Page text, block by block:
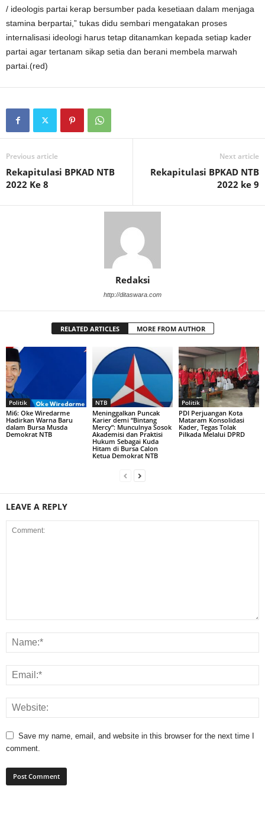
/ ideologis partai kerap bersumber pada kesetiaan dalam menjaga
stamina berpartai,” tukas didu sembari mengatakan proses
internalisasi ideologi harus tetap ditanamkan kepada setiap kader
partai agar tertanam sikap setia dan berani membela marwah
partai.(red)
Previous article
Rekapitulasi BPKAD NTB
2022 Ke 8
Next article
Rekapitulasi BPKAD NTB
2022 ke 9
Redaksi
http://ditaswara.com
RELATED ARTICLES MORE FROM AUTHOR
Politik
Mi6: Oke Wiredarme
Hadirkan Warna Baru
dalam Bursa Musda
Demokrat NTB
NTB
Meninggalkan Puncak
Karier demi “Bintang
Mercy”: Munculnya Sosok
Akademisi dan Praktisi
Hukum Sebagai Kuda
Hitam di Bursa Calon
Ketua Demokrat NTB
Politik
PDI Perjuangan Kota
Mataram Konsolidasi
Kader, Tegas Tolak
Pilkada Melalui DPRD
LEAVE A REPLY
Save my name, email, and website in this browser for the next time I
comment.